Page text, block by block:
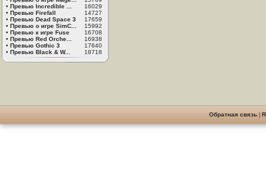
• Превью Incredible ...
16029
• Превью Firefall
14727
• Превью Dead Space 3
17659
• Превью о игре SimC...
15992
• Превью к игре Fuse
16708
• Превью Red Orche...
16938
• Превью Gothic 3
17640
• Превью Black & W... 18718
Обратная связь